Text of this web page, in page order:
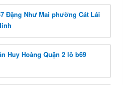
Đặng Như Mai phường Cát Lái
Huy Hoàng Quận 2 lô b69